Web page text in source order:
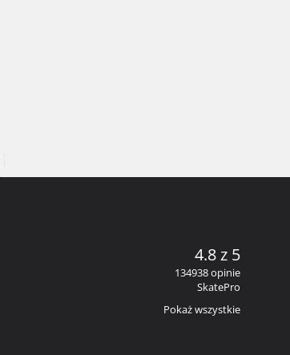
4.8 z 5
134938 opinie
SkatePro
Pokaż wszystkie